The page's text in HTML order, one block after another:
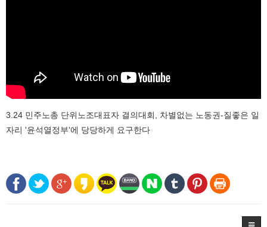
3.24 민주노총 단위노조대표자 결의대회, 차별없는 노동권-질좋은 일
자리 '윤석열정부'에 당당하게 요구한다